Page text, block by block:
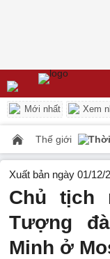
Mới nhất Xem
Thế giới
Xuất bản ngày 01/12/
Chủ tịch
Tượng
Minh ở